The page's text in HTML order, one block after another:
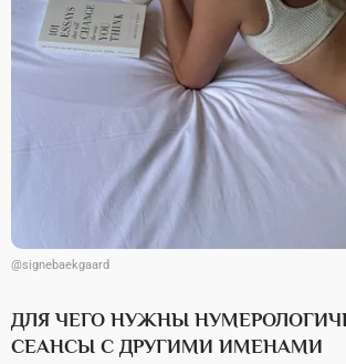
@signebaekgaard
ДЛЯ ЧЕГО НУЖНЫ
СЕАНСЫ С ДРУГИМИ ИМЕНАМИ